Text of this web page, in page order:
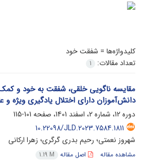
کلیدواژه‌ها = شفقت خود
تعداد مقالات:
1
مقایسه ناگویی خلقی، شفقت به خود و
دانش‌آموزان دارای اختلال یادگیری ویژه و
دوره 12، شماره 2، اسفند 1401، صفحه
101-115
10.22098/JLD.2023.7584.1811
شهروز نعمتی؛ رحیم بدری گرگری؛ زهرا ارکانی
مشاهده مقاله اصل مقاله 1.19 M